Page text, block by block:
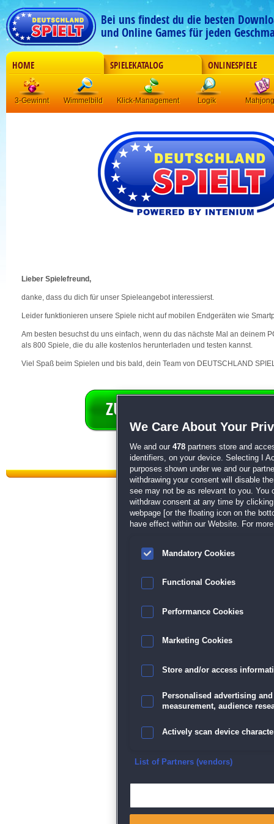
Bei uns findest du die besten
und Online Games für jeden
HOME SPIELEKATALOG ONLINESPIELE
3-Gewinnt Wimmelbild Klick-Management Logik Mahjong
Lieber Spielefreund,
danke, dass du dich für unser Spieleangebot interessierst.
Leider funktionieren unsere Spiele nicht auf mobilen Endgeräten wie
Am besten besuchst du uns einfach, wenn du das nächste Mal an deinem
als 800 Spiele, die du alle kostenlos herunterladen und testen kannst.
Viel Spaß beim Spielen und bis bald, dein Team von DEUTSCHLAND
Datenschutz| AGB|Impressum
We Care About Your
We and our 478 partners store and
identifiers, on your device. Selecting I
purposes shown under we and our
withdrawing your consent will disable
see may not be as relevant to you. You
withdraw consent at any time by
webpage [or the floating icon on the
have effect within our Website. For
Mandatory Cookies
Functional Cookies
Performance Cookies
Marketing Cookies
Store and/or access
Personalised advertising
measurement, audience
Actively scan device
Ensure security, prevent
List of Partners (vendors)